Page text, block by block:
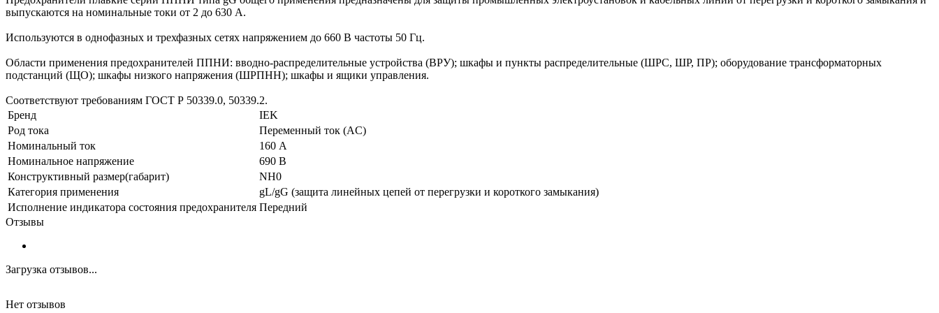
выпускаются на номинальные токи от 2 до 630 А.
Используются в однофазных и трехфазных сетях напряжением до 660 В частоты 50 Гц.
Области применения предохранителей ППНИ: вводно-распределительные устройства (ВРУ); шкафы и пункты распределительные (ШРС, ШР, ПР); оборудование трансформаторных
подстанций (ЩО); шкафы низкого напряжения (ШРПНН); шкафы и ящики управления.
Соответствуют требованиям ГОСТ Р 50339.0, 50339.2.
Бренд
IEK
Род тока
Переменный ток (AC)
Номинальный ток
160 А
Номинальное напряжение
690 В
Конструктивный размер(габарит)
NH0
Категория применения
gL/gG (защита линейных цепей от перегрузки и короткого замыкания)
Исполнение индикатора состояния предохранителя Передний
Отзывы
Загрузка отзывов...
Нет отзывов